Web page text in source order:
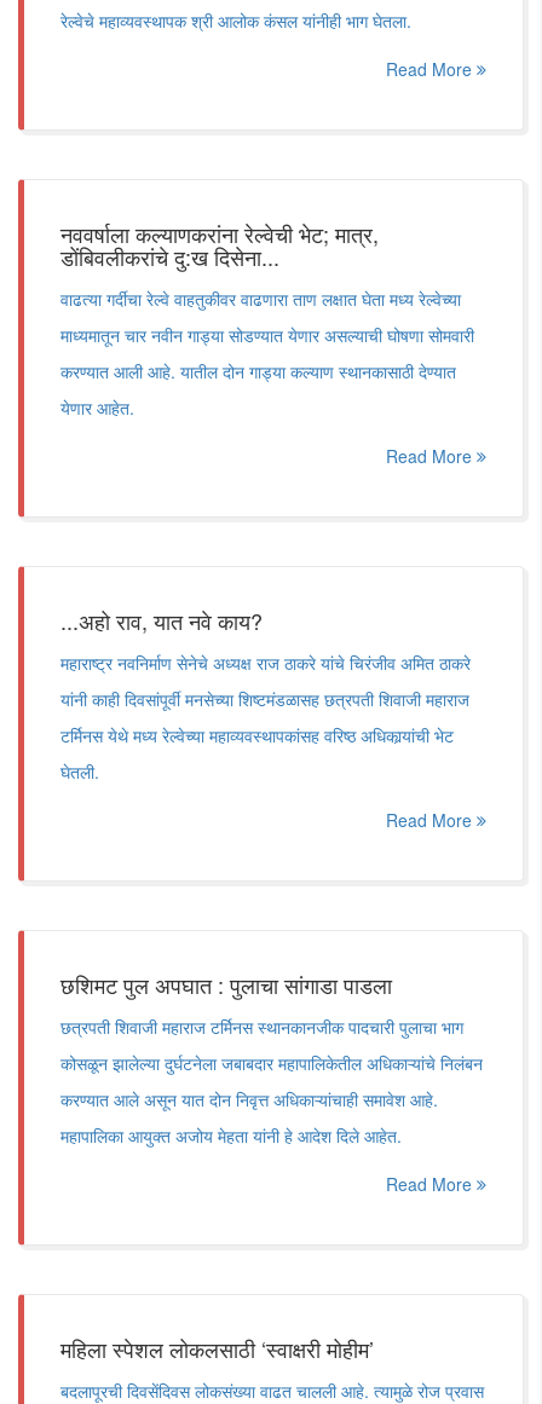
रेल्वेचे महाव्यवस्थापक श्री आलोक कंसल यांनीही भाग घेतला.
Read More
नववर्षाला कल्याणकरांना रेल्वेची भेट; मात्र,
डोंबिवलीकरांचे दु:ख दिसेना...
वाढत्या गर्दीचा रेल्वे वाहतुकीवर वाढणारा ताण लक्षात घेता मध्य रेल्वेच्या
माध्यमातून चार नवीन गाड्या सोडण्यात येणार असल्याची घोषणा सोमवारी
करण्यात आली आहे. यातील दोन गाड्या कल्याण स्थानकासाठी देण्यात
येणार आहेत.
Read More
...अहो राव, यात नवे काय?
महाराष्ट्र नवनिर्माण सेनेचे अध्यक्ष राज ठाकरे यांचे चिरंजीव अमित ठाकरे
यांनी काही दिवसांपूर्वी मनसेच्या शिष्टमंडळासह छत्रपती शिवाजी महाराज
टर्मिनस येथे मध्य रेल्वेच्या महाव्यवस्थापकांसह वरिष्ठ अधिकार्‍यांची भेट
घेतली.
Read More
छशिमट पुल अपघात : पुलाचा सांगाडा पाडला
छत्रपती शिवाजी महाराज टर्मिनस स्थानकानजीक पादचारी पुलाचा भाग
कोसळून झालेल्या दुर्घटनेला जबाबदार महापालिकेतील अधिकाऱ्यांचे निलंबन
करण्यात आले असून यात दोन निवृत्त अधिकाऱ्यांचाही समावेश आहे.
महापालिका आयुक्त अजोय मेहता यांनी हे आदेश दिले आहेत.
Read More
महिला स्पेशल लोकलसाठी ‘स्वाक्षरी मोहीम’
बदलापूरची दिवसेंदिवस लोकसंख्या वाढत चालली आहे. त्यामुळे रोज प्रवास